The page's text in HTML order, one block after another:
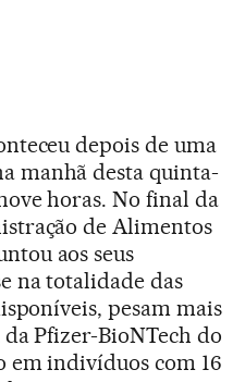
depois de uma
manhã desta quinta-
horas. No final da
de Alimentos
aos seus
na totalidade das
pesam mais
Pfizer-BioNTech do
em indivíduos com 16